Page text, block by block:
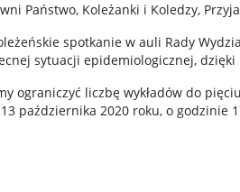
Państwo, Koleżanki i Koledzy,
spotkanie w auli Rady
sytuacji epidemiologicznej,
ograniczyć liczbę wykładów do
października 2020 roku, o godzinie